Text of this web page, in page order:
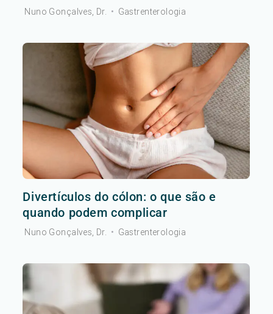
Nuno Gonçalves, Dr. • Gastrenterologia
Divertículos do cólon: o que são e
quando podem complicar
Nuno Gonçalves, Dr. • Gastrenterologia